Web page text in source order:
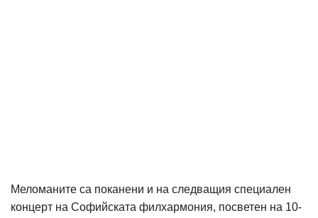
Меломаните са поканени и на следващия специален
концерт на Софийската филхармония, посветен на 10-